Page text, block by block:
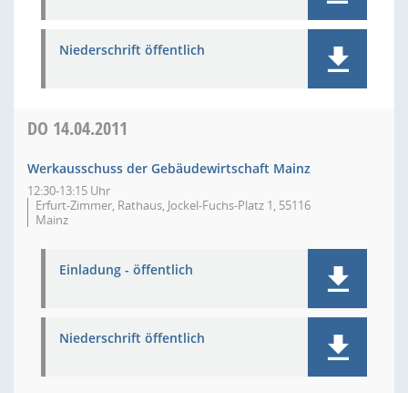
Niederschrift öffentlich
DO 14.04.2011
Werkausschuss der Gebäudewirtschaft Mainz
12:30-13:15 Uhr
Erfurt-Zimmer, Rathaus, Jockel-Fuchs-Platz 1, 55116
Mainz
Einladung - öffentlich
Niederschrift öffentlich